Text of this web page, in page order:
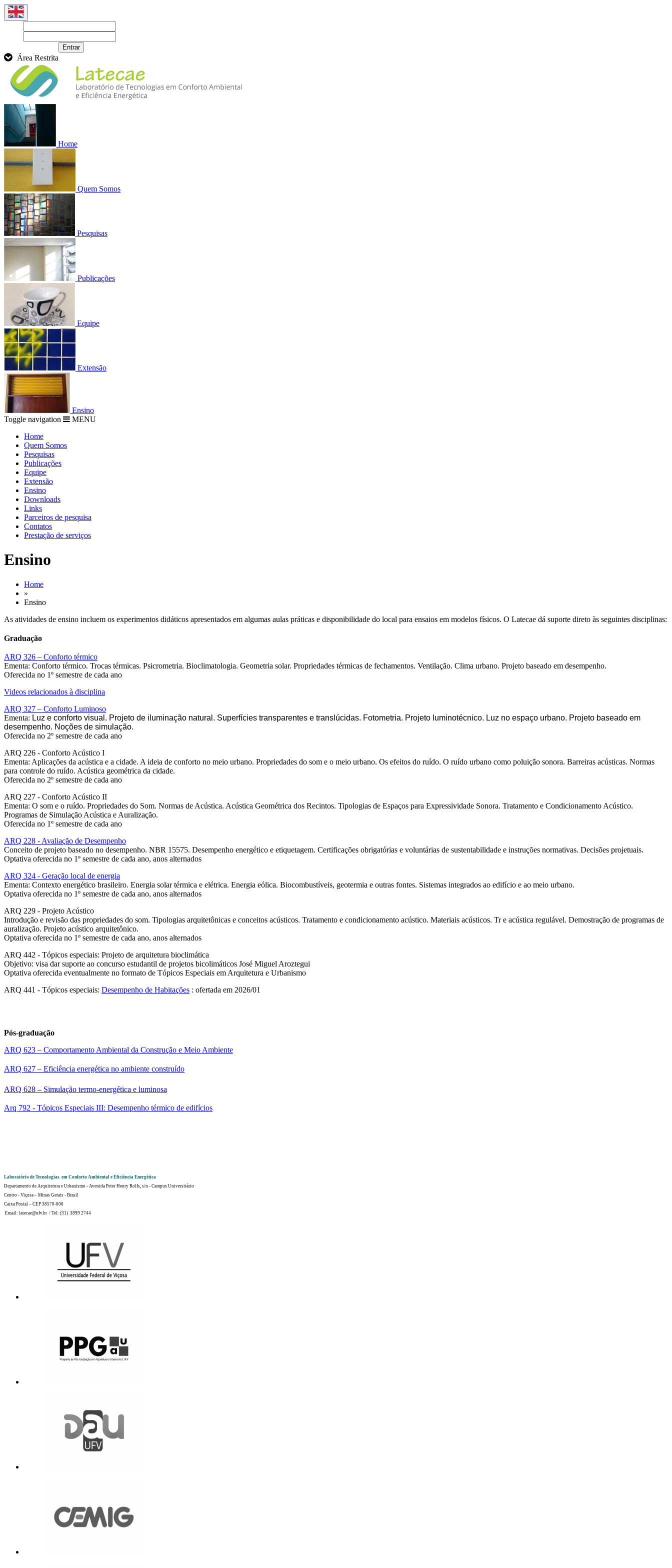
Entrar
Área Restrita
Home
Quem Somos
Pesquisas
Publicações
Equipe
Extensão
Ensino
Toggle navigation
MENU
Home
Quem Somos
Pesquisas
Publicações
Equipe
Extensão
Ensino
Downloads
Links
Parceiros de pesquisa
Contatos
Prestação de serviços
Ensino
Home
»
Ensino
As atividades de ensino incluem os experimentos didáticos apresentados em algumas aulas práticas e disponibilidade do local para ensaios em modelos físicos. O Latecae dá suporte direto às seguintes disciplinas:
Graduação
ARQ 326 – Conforto térmico
Ementa: Conforto térmico. Trocas térmicas. Psicrometria. Bioclimatologia. Geometria solar. Propriedades térmicas de fechamentos. Ventilação. Clima urbano. Projeto baseado em desempenho.
Oferecida no 1º semestre de cada ano
Videos relacionados à disciplina
ARQ 327 – Conforto Luminoso
Ementa: Luz e conforto visual. Projeto de iluminação natural. Superfícies transparentes e translúcidas. Fotometria. Projeto luminotécnico. Luz no espaço urbano. Projeto baseado em
desempenho. Noções de simulação.
Oferecida no 2º semestre de cada ano
ARQ 226 - Conforto Acústico I
Ementa: Aplicações da acústica e a cidade. A ideia de conforto no meio urbano. Propriedades do som e o meio urbano. Os efeitos do ruído. O ruído urbano como poluição sonora. Barreiras acústicas. Normas
para controle do ruído. Acústica geométrica da cidade.
Oferecida no 2º semestre de cada ano
ARQ 227 - Conforto Acústico II
Ementa: O som e o ruído. Propriedades do Som. Normas de Acústica. Acústica Geométrica dos Recintos. Tipologias de Espaços para Expressividade Sonora. Tratamento e Condicionamento Acústico.
Programas de Simulação Acústica e Auralização.
Oferecida no 1º semestre de cada ano
ARQ 228 - Avaliação de Desempenho
Conceito de projeto baseado no desempenho. NBR 15575. Desempenho energético e etiquetagem. Certificações obrigatórias e voluntárias de sustentabilidade e instruções normativas. Decisões projetuais.
Optativa oferecida no 1º semestre de cada ano, anos alternados
ARQ 324 - Geração local de energia
Ementa: Contexto energético brasileiro. Energia solar térmica e elétrica. Energia eólica. Biocombustíveis, geotermia e outras fontes. Sistemas integrados ao edifício e ao meio urbano.
Optativa oferecida no 1º semestre de cada ano, anos alternados
ARQ 229 - Projeto Acústico
Introdução e revisão das propriedades do som. Tipologias arquitetônicas e conceitos acústicos. Tratamento e condicionamento acústico. Materiais acústicos. Tr e acústica regulável. Demostração de programas de
auralização. Projeto acústico arquitetônico.
Optativa oferecida no 1º semestre de cada ano, anos alternados
ARQ 442 - Tópicos especiais: Projeto de arquitetura bioclimática
Objetivo: visa dar suporte ao concurso estudantil de projetos bicolimáticos José Miguel Aroztegui
Optativa oferecida eventualmente no formato de Tópicos Especiais em Arquitetura e Urbanismo
ARQ 441 - Tópicos especiais: Desempenho de Habitações : ofertada em 2026/01
Pós-graduação
ARQ 623 – Comportamento Ambiental da Construção e Meio Ambiente
ARQ 627 – Eficiência energética no ambiente construído
ARQ 628 – Simulação termo-energética e luminosa
Arq 792 - Tópicos Especiais III: Desempenho térmico de edifícios
Laboratório de Tecnologias em Conforto Ambiental e Eficiência Energética
Departamento de Arquitetura e Urbanismo - Avenida Peter Henry Rolfs, s/n - Campus Universitário
Centro - Viçosa – Minas Gerais - Brasil
Caixa Postal – CEP 38570-000
Email: latecae@ufv.br / Tel: (31) 3899 2744